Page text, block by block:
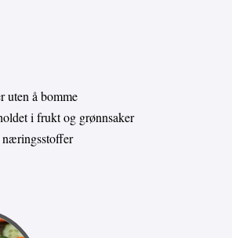
uten å bomme
i frukt og grønnsaker